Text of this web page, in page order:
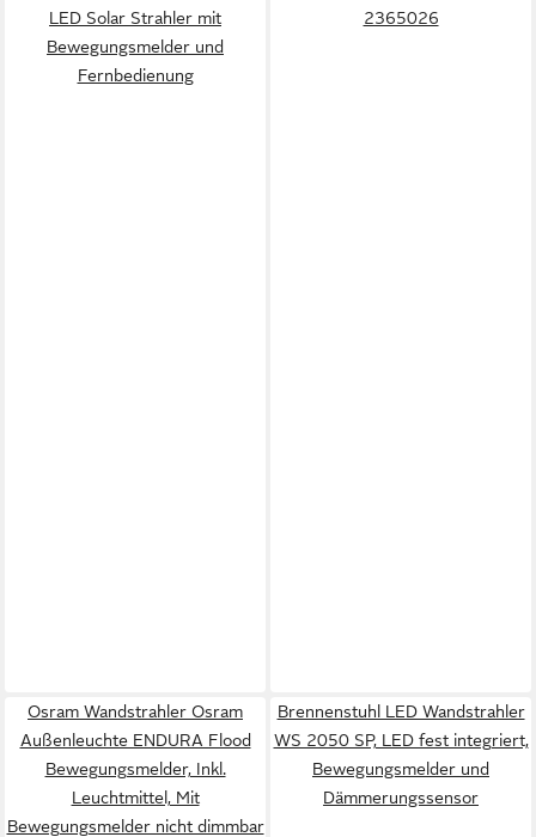
LED Solar Strahler mit
Bewegungsmelder und
Fernbedienung
2365026
Osram Wandstrahler Osram
Außenleuchte ENDURA Flood
Bewegungsmelder, Inkl.
Leuchtmittel, Mit
Bewegungsmelder nicht dimmbar
Brennenstuhl LED Wandstrahler
WS 2050 SP, LED fest integriert,
Bewegungsmelder und
Dämmerungssensor